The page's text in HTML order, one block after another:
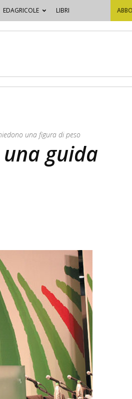
EDAGRICOLE LIBRI
una figura di peso
guida